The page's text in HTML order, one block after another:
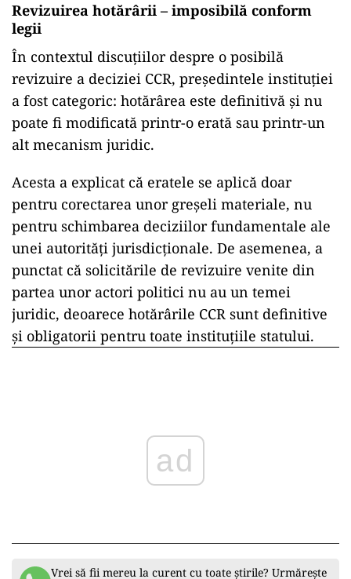
Revizuirea hotărârii – imposibilă conform
legii
În contextul discuțiilor despre o posibilă
revizuire a deciziei CCR, președintele instituției
a fost categoric: hotărârea este definitivă și nu
poate fi modificată printr-o erată sau printr-un
alt mecanism juridic.
Acesta a explicat că eratele se aplică doar
pentru corectarea unor greșeli materiale, nu
pentru schimbarea deciziilor fundamentale ale
unei autorități jurisdicționale. De asemenea, a
punctat că solicitările de revizuire venite din
partea unor actori politici nu au un temei
juridic, deoarece hotărârile CCR sunt definitive
și obligatorii pentru toate instituțiile statului.
ad
Vrei să fii mereu la curent cu toate știrile? Urmărește